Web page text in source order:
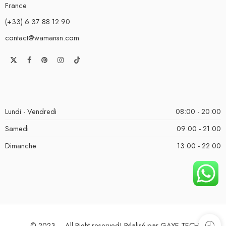
France
(+33) 6 37 88 12 90
contact@wamansn.com
Lundi - Vendredi
08:00 - 20:00
Samedi
09:00 - 21:00
Dimanche
13:00 - 22:00